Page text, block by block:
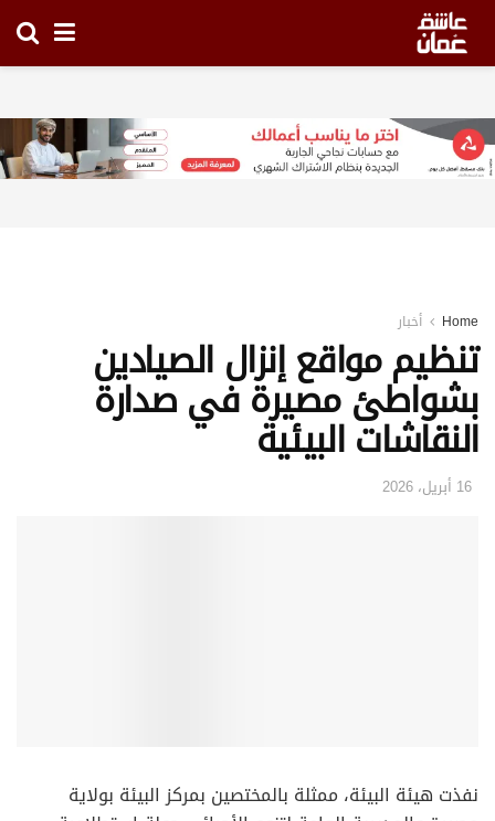
Home أخبار
تنظيم مواقع إنزال الصيادين
بشواطئ مصيرة في صدارة
النقاشات البيئية
16 أبريل، 2026
نفذت هيئة البيئة، ممثلة بالمختصين بمركز البيئة بولاية